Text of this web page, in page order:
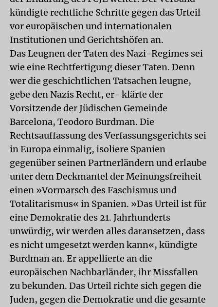
kündigte rechtliche Schritte gegen das Urteil
vor europäischen und internationalen
Institutionen und Gerichtshöfen an.
Das Leugnen der Taten des Nazi-Regimes sei
wie eine Rechtfertigung dieser Taten. Denn
wer die geschichtlichen Tatsachen leugne,
gebe den Nazis Recht, er- klärte der
Vorsitzende der Jüdischen Gemeinde
Barcelona, Teodoro Burdman. Die
Rechtsauffassung des Verfassungsgerichts sei
in Europa einmalig, isoliere Spanien
gegenüber seinen Partnerländern und erlaube
unter dem Deckmantel der Meinungsfreiheit
einen »Vormarsch des Faschismus und
Totalitarismus« in Spanien. »Das Urteil ist für
eine Demokratie des 21. Jahrhunderts
unwürdig, wir werden alles daransetzen, dass
es nicht umgesetzt werden kann«, kündigte
Burdman an. Er appellierte an die
europäischen Nachbarländer, ihr Missfallen
zu bekunden. Das Urteil richte sich gegen die
Juden, gegen die Demokratie und die gesamte